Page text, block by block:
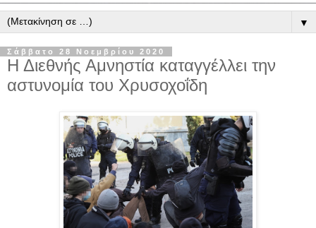
▼
Σάββατο 28 Νοεμβρίου 2020
Η Διεθνής Αμνηστία καταγγέλλει την
αστυνομία του Χρυσοχοΐδη